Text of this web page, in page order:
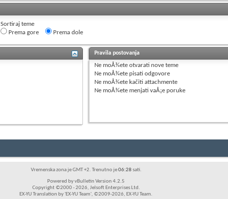
Sortiraj teme
Prema gore
Prema dole
Pravila postovanja
Ne moÅ¾ete otvarati nove teme
Ne moÅ¾ete pisati odgovore
Ne moÅ¾ete kačiti attachmente
Ne moÅ¾ete menjati vaÅ¡e poruke
Vremenska zona je GMT +2. Trenutno je06:28 sati.
Powered by vBulletin Version 4.2.5
Copyright ©2000 - 2026, Jelsoft Enterprises Ltd.
EX-YU Translation by 'EX-YU Team', ©2009-2026, EX-YU Team.